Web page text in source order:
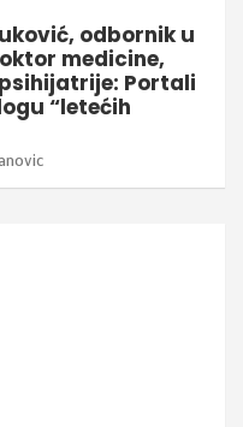
odbornik u
medicine,
Portali
“letećih